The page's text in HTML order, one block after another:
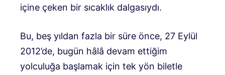
içine çeken bir sıcaklık dalgasıydı.
Bu, beş yıldan fazla bir süre önce, 27 Eylül
2012’de, bugün hâlâ devam ettiğim
yolculuğa başlamak için tek yön biletle